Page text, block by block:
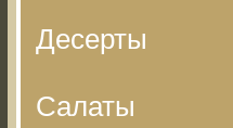
Десерты
Салаты